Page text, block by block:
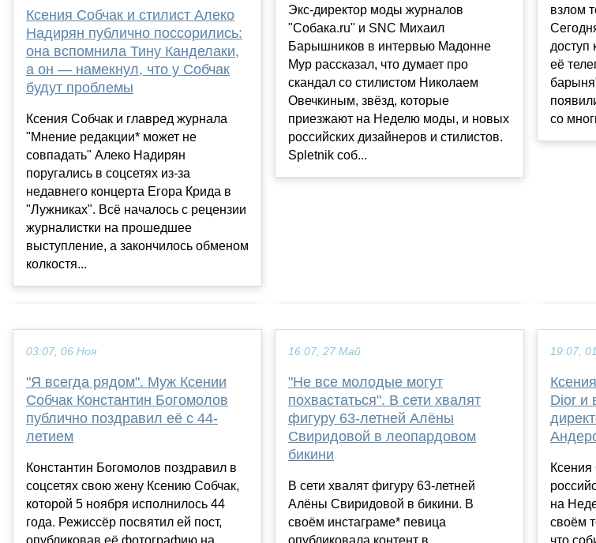
Ксения Собчак и стилист Алеко
Надирян публично поссорились:
она вспомнила Тину Канделаки,
а он — намекнул, что у Собчак
будут проблемы
Ксения Собчак и главред журнала
"Мнение редакции* может не
совпадать" Алеко Надирян
поругались в соцсетях из-за
недавнего концерта Егора Крида в
"Лужниках". Всё началось с рецензии
журналистки на прошедшее
выступление, а закончилось обменом
колкостя...
Экс-директор моды журналов
"Собака.ru" и SNC Михаил
Барышников в интервью Мадонне
Мур рассказал, что думает про
скандал со стилистом Николаем
Овечкиным, звёзд, которые
приезжают на Неделю моды, и новых
российских дизайнеров и стилистов.
Spletnik соб...
взлом
доступ
её
со
03:07, 06 Ноя
"Я всегда рядом". Муж Ксении
Собчак Константин Богомолов
публично поздравил её с 44-
летием
Константин Богомолов поздравил в
соцсетях свою жену Ксению Собчак,
которой 5 ноября исполнилось 44
года. Режиссёр посвятил ей пост,
16:07, 27 Май
"Не все молодые могут
похвастаться". В сети хвалят
фигуру 63-летней Алёны
Свиридовой в леопардовом
бикини
В сети хвалят фигуру 63-летней
Алёны Свиридовой в бикини. В
своём инстаграме* певица
19:07,
Dior и
Ксения
на
своём